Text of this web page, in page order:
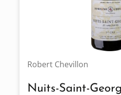
Robert Chevillon
Nuits-Saint-